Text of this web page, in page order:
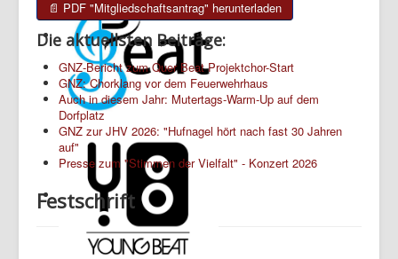
📄 PDF "Mitgliedschaftsantrag" herunterladen
Die aktuellsten Beiträge:
GNZ-Bericht zum Quer Beat Projektchor-Start
GNZ: Chorklang vor dem Feuerwehrhaus
Auch in diesem Jahr: Mutertags-Warm-Up auf dem
Dorfplatz
GNZ zur JHV 2026: "Hufnagel hört nach fast 30 Jahren
auf"
Presse zum "Stimmen der Vielfalt" - Konzert 2026
Festschrift